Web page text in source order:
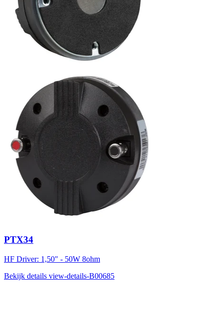
PTX34
HF Driver: 1,50" - 50W 8ohm
Bekijk details view-details-B00685